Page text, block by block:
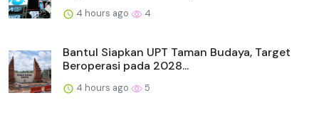
4 hours ago 4
Bantul Siapkan UPT Taman Budaya, Target
Beroperasi pada 2028...
4 hours ago 5